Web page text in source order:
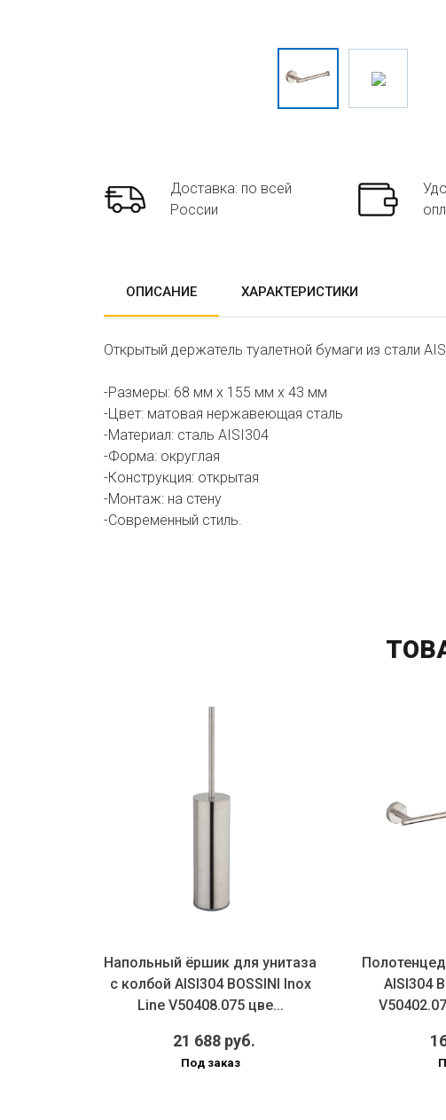
Доставка: по всей
России
ОПИСАНИЕ ХАРАКТЕРИСТИКИ
Открытый держатель туалетной бумаги из стали
-Размеры: 68 мм х 155 мм х 43 мм
-Цвет: матовая нержавеющая сталь
-Материал: сталь AISI304
-Форма: округлая
-Конструкция: открытая
-Монтаж: на стену
-Современный стиль.
Напольный ёршик для унитаза
с колбой AISI304 BOSSINI Inox
Line V50408.075 цве...
21 688 руб.
Под заказ
AISI304